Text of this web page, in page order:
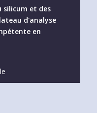
silicum et des
d'analyse
en